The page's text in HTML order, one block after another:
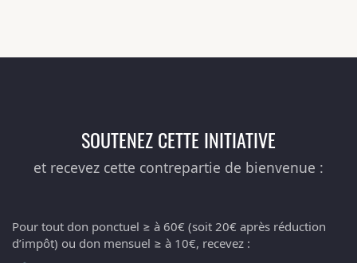
SOUTENEZ CETTE INITIATIVE
et recevez cette contrepartie de bienvenue :
Pour tout don ponctuel ≥ à 60€ (soit 20€ après réduction
d’impôt) ou don mensuel ≥ à 10€, recevez :